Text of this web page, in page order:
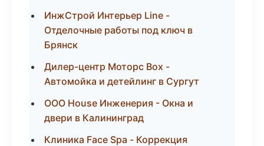
ИнжСтрой Интерьер Line -
Отделочные работы под ключ в
Брянск
Дилер-центр Моторс Box -
Автомойка и детейлинг в Сургут
ООО House Инженерия - Окна и
двери в Калининград
Клиника Face Spa - Коррекция